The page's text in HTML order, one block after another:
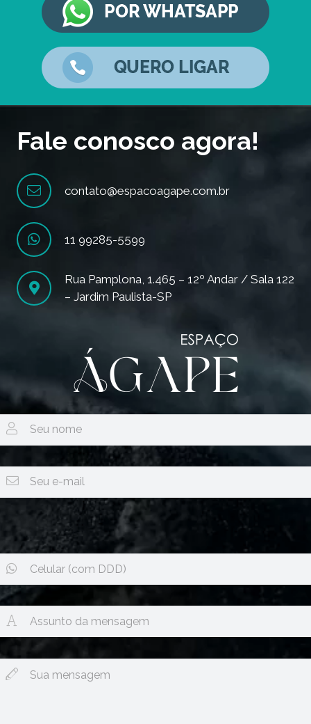
Fale conosco agora!
contato@espacoagape.com.br
11 99285-5599
Rua Pamplona, 1.465 – 12º Andar / Sala 122
– Jardim Paulista-SP